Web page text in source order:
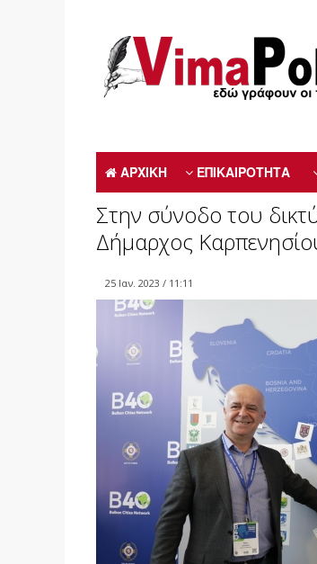
ΑΡΧΙΚΗ ΕΠΙΚΑΙΡΟΤΗΤΑ
Στην σύνοδο του
Δήμαρχος
25 Ιαν. 2023 / 11:11